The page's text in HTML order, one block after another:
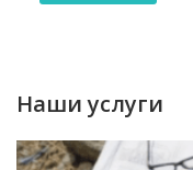
Наши услуги